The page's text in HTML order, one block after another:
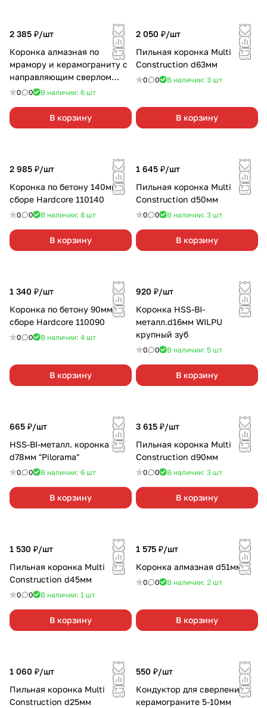
2 385 ₽/шт
Коронка алмазная по
мрамору и керамограниту с
направляющим сверлом
HARDCORE , 120 мм
0 0 В наличии: 6 шт
В корзину
2 050 ₽/шт
Пильная коронка Multi
Construction d63мм
0 0 В наличии: 3 шт
В корзину
2 985 ₽/шт
Коронка по бетону 140мм в
сборе Hardcore 110140
0 0 В наличии: 8 шт
В корзину
1 645 ₽/шт
Пильная коронка Multi
Construction d50мм
0 0 В наличии: 3 шт
В корзину
1 340 ₽/шт
Коронка по бетону 90мм в
сборе Hardcore 110090
0 0 В наличии: 4 шт
В корзину
920 ₽/шт
Коронка HSS-BI-
металл.d16мм WILPU
крупный зуб
0 0 В наличии: 5 шт
В корзину
665 ₽/шт
HSS-BI-металл. коронка
d78мм "Pilorama"
0 0 В наличии: 6 шт
В корзину
3 615 ₽/шт
Пильная коронка Multi
Construction d90мм
0 0 В наличии: 3 шт
В корзину
1 530 ₽/шт
Пильная коронка Multi
Construction d45мм
0 0 В наличии: 1 шт
В корзину
1 575 ₽/шт
Коронка алмазная d51мм
0 0 В наличии: 2 шт
В корзину
1 060 ₽/шт
Пильная коронка Multi
Construction d25мм
550 ₽/шт
Кондуктор для сверления в
керамограните 5-10мм